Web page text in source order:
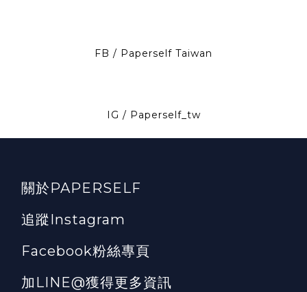
FB / Paperself Taiwan
IG / Paperself_tw
關於PAPERSELF
追蹤Instagram
Facebook粉絲專頁
加LINE@獲得更多資訊